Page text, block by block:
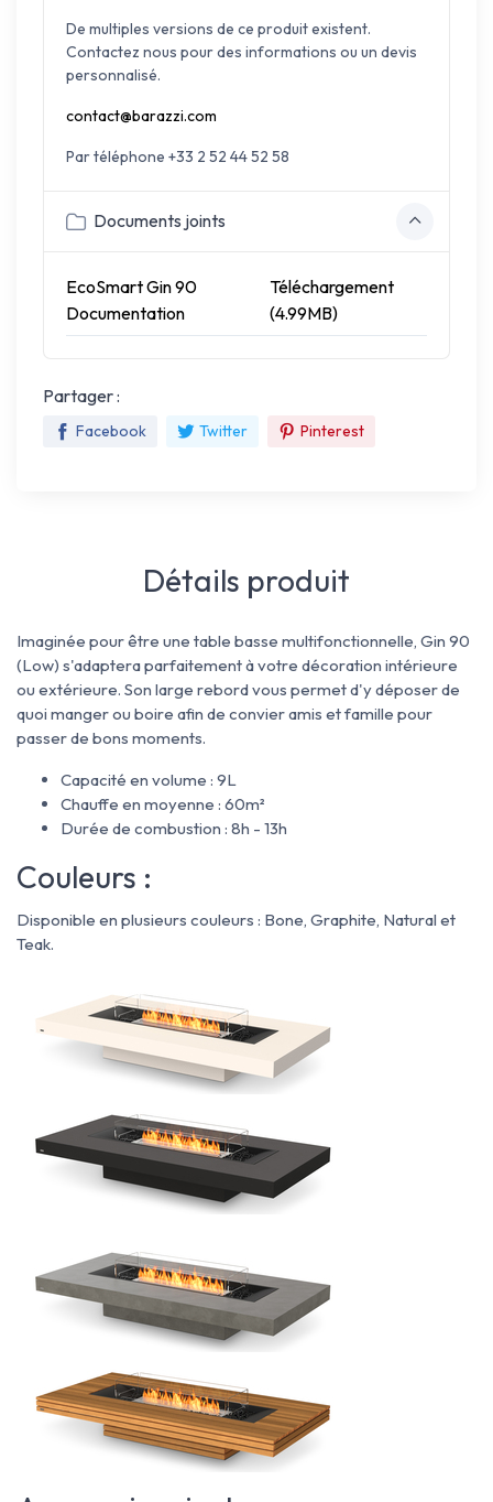
De multiples versions de ce produit existent.
Contactez nous pour des informations ou un devis
personnalisé.
contact@barazzi.com
Par téléphone +33 2 52 44 52 58
Documents joints
EcoSmart Gin 90
Documentation
Téléchargement
(4.99MB)
Partager :
Facebook Twitter Pinterest
Détails produit
Imaginée pour être une table basse multifonctionnelle, Gin 90
(Low) s'adaptera parfaitement à votre décoration intérieure
ou extérieure. Son large rebord vous permet d'y déposer de
quoi manger ou boire afin de convier amis et famille pour
passer de bons moments.
Capacité en volume : 9L
Chauffe en moyenne : 60m²
Durée de combustion : 8h - 13h
Couleurs :
Disponible en plusieurs couleurs : Bone, Graphite, Natural et
Teak.